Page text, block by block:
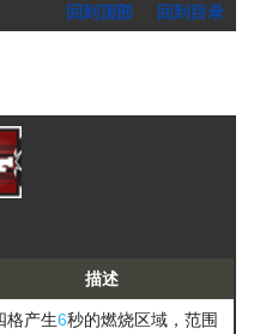
回到顶部 回到目录
描述
格产生6秒的燃烧区域，范围